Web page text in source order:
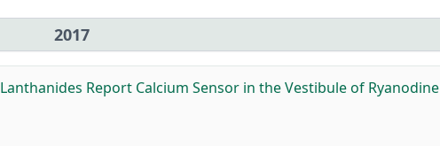
2017
Lanthanides Report Calcium Sensor in the Vestibule of Ryanodine